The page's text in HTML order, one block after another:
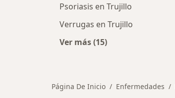
Psoriasis en Trujillo
Verrugas en Trujillo
Ver más (15)
Página De Inicio Enfermedades